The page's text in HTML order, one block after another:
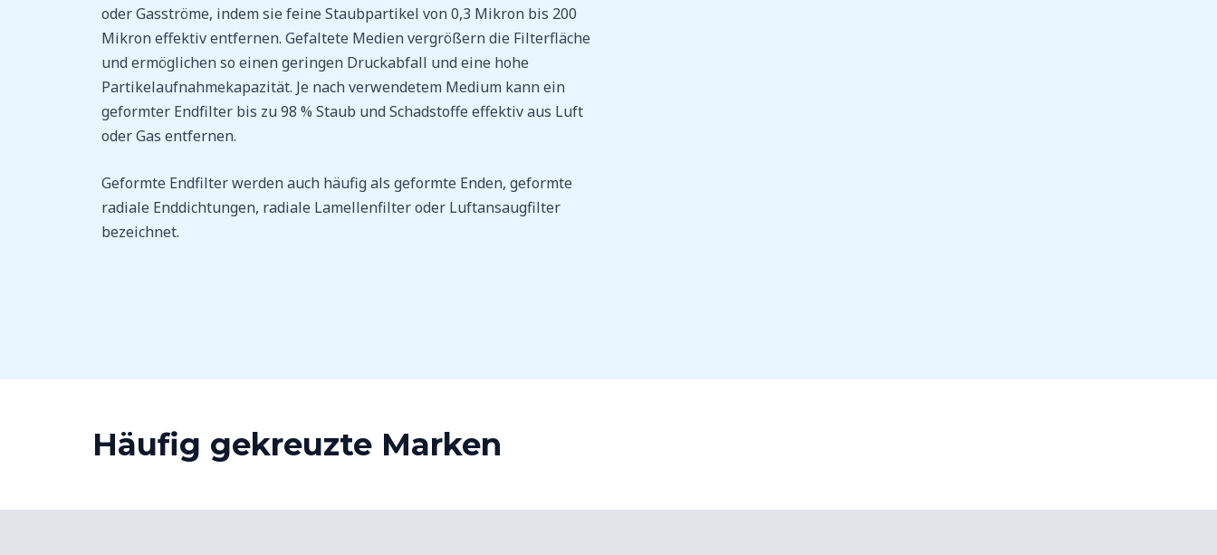
oder Gasströme, indem sie feine Staubpartikel von 0,3 Mikron bis 200
Mikron effektiv entfernen. Gefaltete Medien vergrößern die Filterfläche
und ermöglichen so einen geringen Druckabfall und eine hohe
Partikelaufnahmekapazität. Je nach verwendetem Medium kann ein
geformter Endfilter bis zu 98 % Staub und Schadstoffe effektiv aus Luft
oder Gas entfernen.
Geformte Endfilter werden auch häufig als geformte Enden, geformte
radiale Enddichtungen, radiale Lamellenfilter oder Luftansaugfilter
bezeichnet.
Häufig gekreuzte Marken